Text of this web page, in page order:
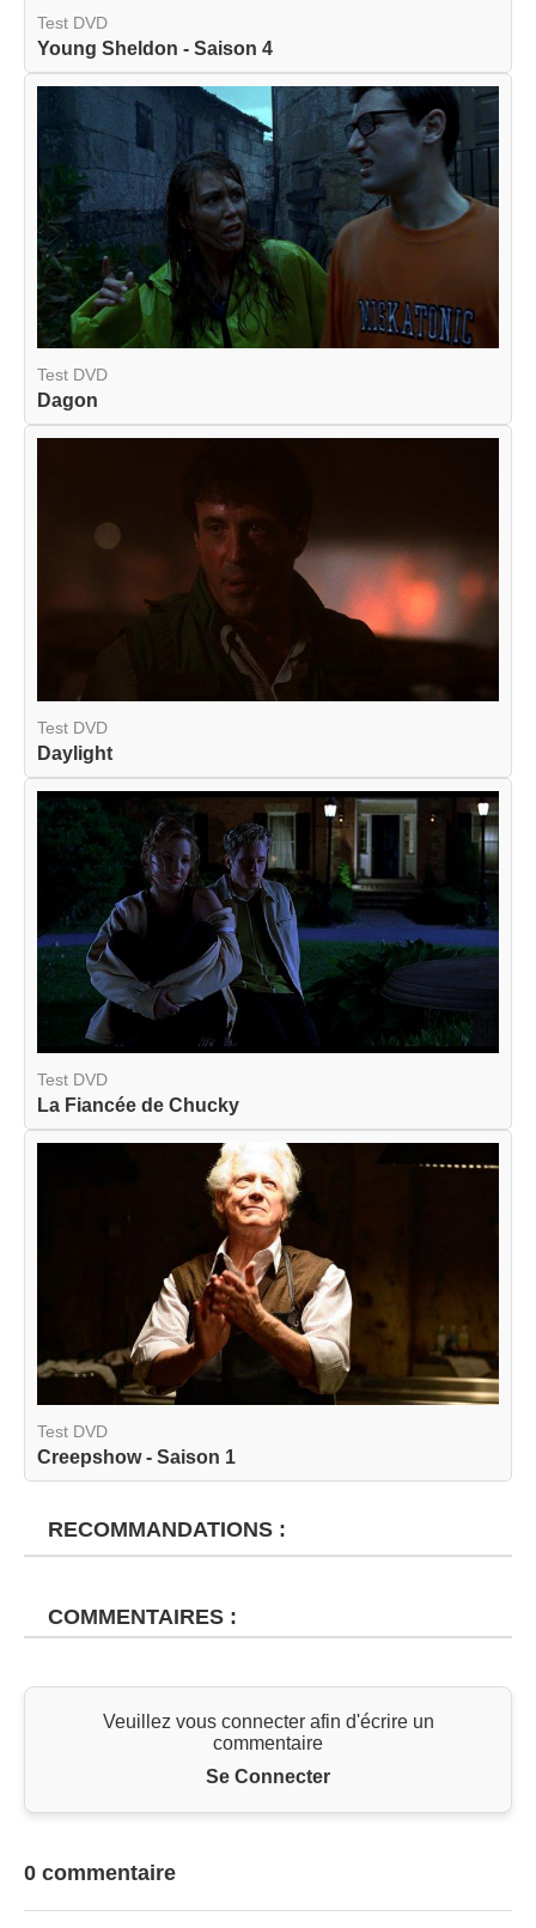
Test DVD
Young Sheldon - Saison 4
Test DVD
Dagon
Test DVD
Daylight
Test DVD
La Fiancée de Chucky
Test DVD
Creepshow - Saison 1
RECOMMANDATIONS :
COMMENTAIRES :
Veuillez vous connecter afin d'écrire un
commentaire
Se Connecter
0 commentaire